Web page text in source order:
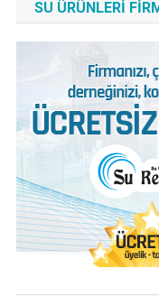
SU ÜRÜNLERI